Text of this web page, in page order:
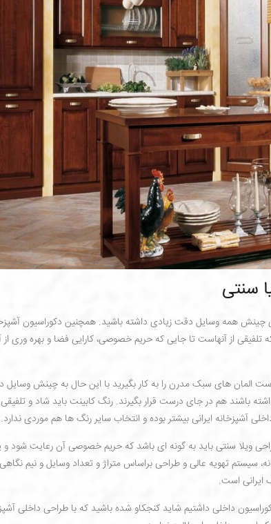
سنتی
چینش همه وسایل دقت زیادی داشته باشید. همچنین دکوراسیون
از آنهاست تا جایی که حریم خصوصی، کارایی فضا و بهره وری از
است المان های سبک مدرن را به کار بگیرید با این حال به چینش
باشند هم در جای درست قرار بگیرند. رنگ کابینت باید شاد و
آشپزخانه ایرانی بیشتر بوده و انتخاب سایر رنگ ها هم موردی ندارد.
ویلا سنتی باید به گونه ای باشد که حریم خصوصی آن رعایت شود و
تهویه عالی و طراحی براساس متراژ و تعداد وسایل و نیم
ایرانی است.
داخلی داشتیم شاید کنجکاو شده باشید که با طراحی داخلی